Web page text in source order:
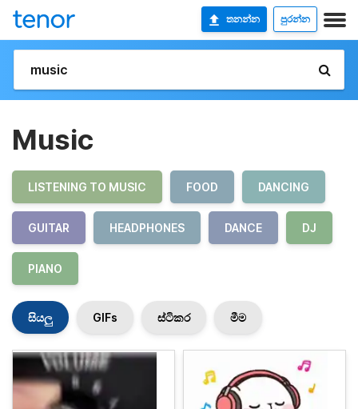
තනන්න පුරන්න
Music
LISTENING TO MUSIC FOOD DANCING
GUITAR HEADPHONES DANCE DJ
PIANO
සියලු GIFs ස්ටිකර මීම